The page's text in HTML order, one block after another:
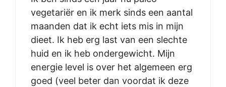
vegetariër en ik merk sinds een aantal
maanden dat ik echt iets mis in mijn
dieet. Ik heb erg last van een slechte
huid en ik heb ondergewicht. Mijn
energie level is over het algemeen erg
goed (veel beter dan voordat ik deze